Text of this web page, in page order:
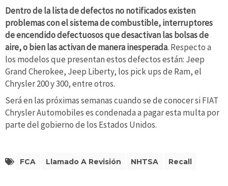
Dentro de la lista de defectos no notificados existen
problemas con el sistema de combustible, interruptores
de encendido defectuosos que desactivan las bolsas de
aire, o bien las activan de manera inesperada. Respecto a
los modelos que presentan estos defectos están: Jeep
Grand Cherokee, Jeep Liberty, los pick ups de Ram, el
Chrysler 200 y 300, entre otros.
Será en las próximas semanas cuando se de conocer si FIAT
Chrysler Automobiles es condenada a pagar esta multa por
parte del gobierno de los Estados Unidos.
FCA Llamado A Revisión NHTSA Recall